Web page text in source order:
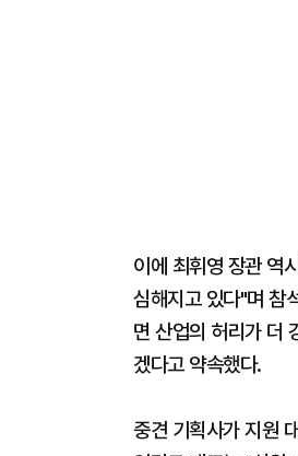
이에 최휘영 장관 역
심해지고 있다"며 참
면 산업의 허리가 더
겠다고 약속했다.
중견 기획사가 지원